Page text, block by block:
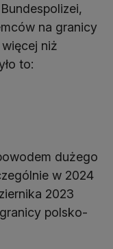
na granicy
niż
to:
dużego
w 2024
2023
polsko-